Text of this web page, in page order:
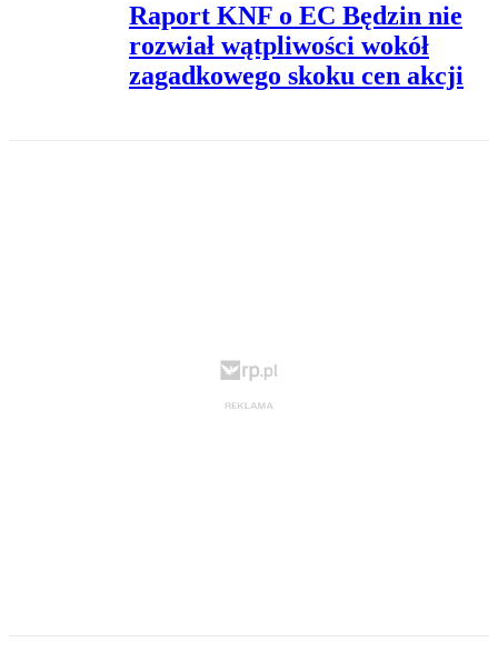
Raport KNF o EC Będzin nie
rozwiał wątpliwości wokół
zagadkowego skoku cen akcji